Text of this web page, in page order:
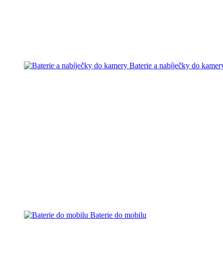
Baterie a nabíječky do
Baterie do mobilu